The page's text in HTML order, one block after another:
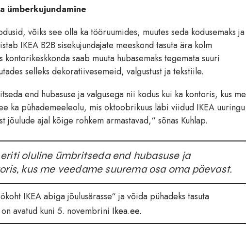
ümberkujundamine
võiks see olla ka tööruumides, muutes seda kodusemaks ja
IKEA B2B sisekujundajate meeskond tasuta ära kolm
saab muuta hubasemaks tegemata suuri
selleks dekoratiivesemeid, valgustust ja tekstiile.
end hubasuse ja valgusega nii kodus kui ka kontoris, kus me
ka pühademeeleolu, mis oktoobrikuus läbi viidud IKEA uuringu
ajal kõige rohkem armastavad,“ sõnas Kuhlap.
oluline ümbritseda end hubasuse ja
kus me veedame suurema osa oma päevast.
IKEA abiga jõulusärasse“ ja võida pühadeks tasuta
avatud kuni 5. novembrini Ikea.ee.